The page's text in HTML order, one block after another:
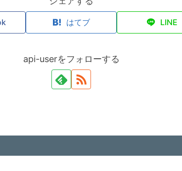
はてブ LINE
api-userをフォローする